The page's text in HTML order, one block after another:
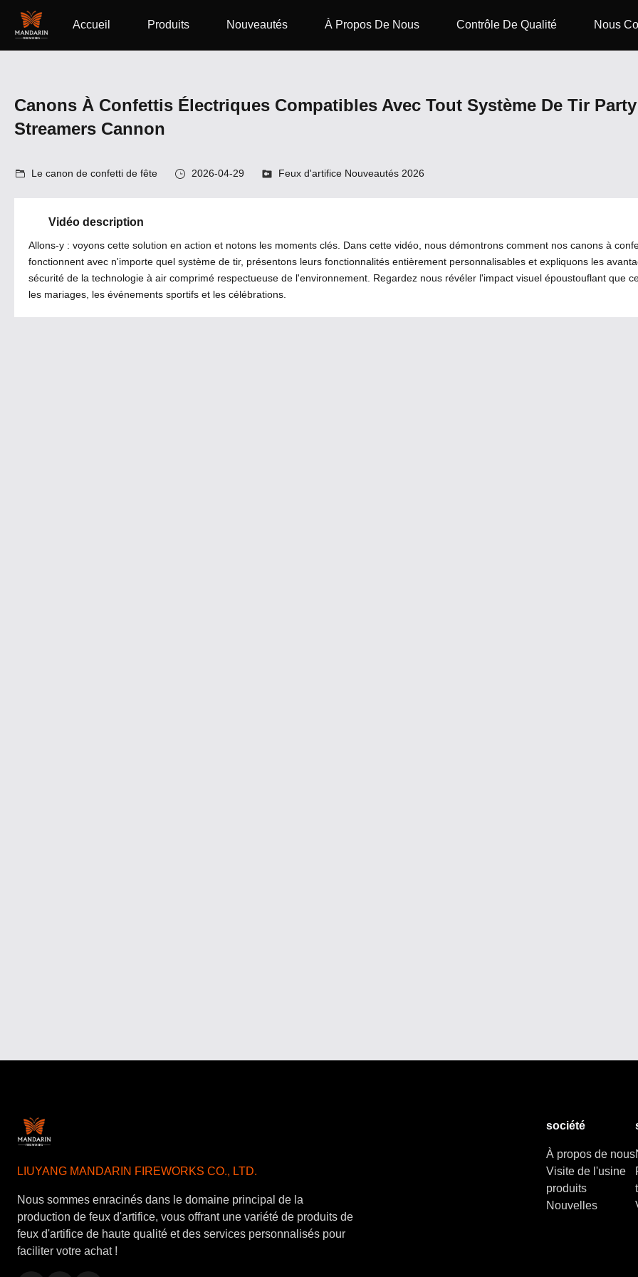
Accueil Produits Nouveautés À Propos De Nous Contrôle De Qualité Nous
Canons À Confettis Électriques Compatibles Avec Tout Système De Tir
Streamers Cannon
Le canon de confetti de fête 2026-04-29 Feux d'artifice Nouveautés 2026
Vidéo description
Allons-y : voyons cette solution en action et notons les moments clés. Dans cette vidéo, nous démontrons comment nos canons à
fonctionnent avec n'importe quel système de tir, présentons leurs fonctionnalités entièrement personnalisables et expliquons les
sécurité de la technologie à air comprimé respectueuse de l'environnement. Regardez nous révéler l'impact visuel époustouflant que
les mariages, les événements sportifs et les célébrations.
LIUYANG MANDARIN FIREWORKS CO., LTD.
Nous sommes enracinés dans le domaine principal de la
production de feux d'artifice, vous offrant une variété de produits de
feux d'artifice de haute qualité et des services personnalisés pour
faciliter votre achat !
société
À propos de nous
Visite de l'usine
produits
Nouvelles